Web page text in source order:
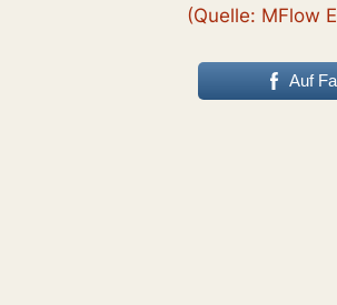
(Quelle: MFlow
Auf